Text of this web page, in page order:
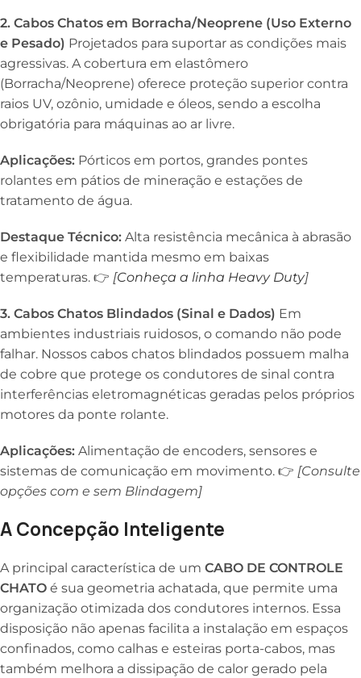
2. Cabos Chatos em Borracha/Neoprene (Uso Externo
e Pesado) Projetados para suportar as condições mais
agressivas. A cobertura em elastômero
(Borracha/Neoprene) oferece proteção superior contra
raios UV, ozônio, umidade e óleos, sendo a escolha
obrigatória para máquinas ao ar livre.
Aplicações: Pórticos em portos, grandes pontes
rolantes em pátios de mineração e estações de
tratamento de água.
Destaque Técnico: Alta resistência mecânica à abrasão
e flexibilidade mantida mesmo em baixas
temperaturas. 👉 [Conheça a linha Heavy Duty]
3. Cabos Chatos Blindados (Sinal e Dados) Em
ambientes industriais ruidosos, o comando não pode
falhar. Nossos cabos chatos blindados possuem malha
de cobre que protege os condutores de sinal contra
interferências eletromagnéticas geradas pelos próprios
motores da ponte rolante.
Aplicações: Alimentação de encoders, sensores e
sistemas de comunicação em movimento. 👉 [Consulte
opções com e sem Blindagem]
A Concepção Inteligente
A principal característica de um CABO DE CONTROLE
CHATO é sua geometria achatada, que permite uma
organização otimizada dos condutores internos. Essa
disposição não apenas facilita a instalação em espaços
confinados, como calhas e esteiras porta-cabos, mas
também melhora a dissipação de calor gerado pela